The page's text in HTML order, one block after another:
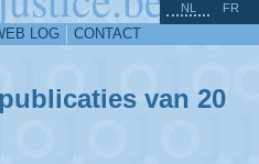
LOG CONTACT
NL FR
van 20
^